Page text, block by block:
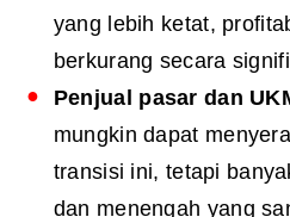
yang lebih ketat,
berkurang secara
Penjual pasar dan
mungkin dapat
transisi ini, tetapi
dan menengah yang